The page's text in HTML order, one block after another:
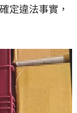
定違法事實，